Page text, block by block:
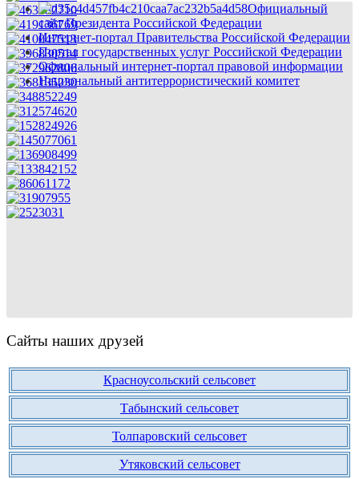
Официальный
сайт Президента Российской Федерации
Интернет-портал Правительства Российской Федерации
Портал государственных услуг Российской Федерации
Официальный интернет-портал правовой информации
Национальный антитеррористический комитет
Сайты наших друзей
Красноусольский сельсовет
Табынский сельсовет
Толпаровский сельсовет
Утяковский сельсовет